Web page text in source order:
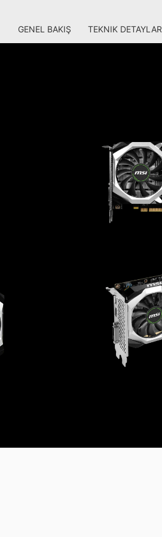
GENEL BAKIŞ TEKNIK DETAYLAR